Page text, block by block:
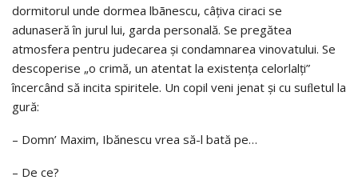
dormitorul unde dormea lbãnescu, câţiva ciraci se
adunaseră în jurul lui, garda personală. Se pregătea
atmosfera pentru judecarea şi condamnarea vinovatului. Se
descoperise „o crimă, un atentat la existenţa celorlalţi”
încercând să incita spiritele. Un copil veni jenat şi cu suﬂetul la
gură:
– Domn’ Maxim, Ibănescu vrea să-l bată pe…
– De ce?